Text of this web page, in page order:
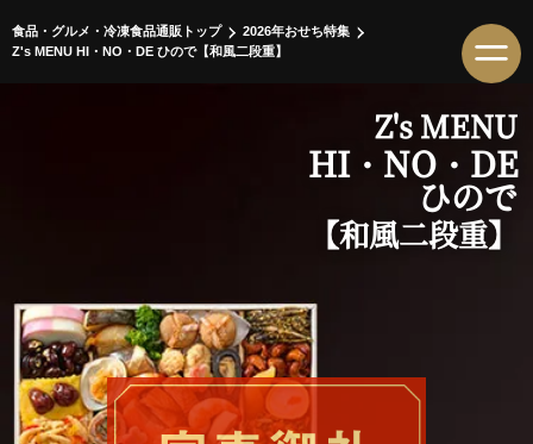
食品・グルメ・冷凍食品通販トップ
2026年おせち特集
Z's MENU HI・NO・DE ひので【和風二段重】
Z's MENU
HI・NO・DE
ひので
【和風二段重】